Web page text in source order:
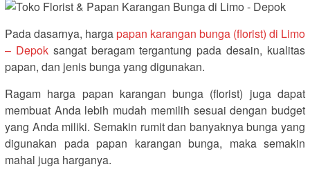
Pada dasarnya, hargapapan karangan bunga (florist) di Limo
– Depoksangat beragam tergantung pada desain, kualitas
papan, dan jenis bunga yang digunakan.
Ragam harga papan karangan bunga (florist) juga dapat
membuat Anda lebih mudah memilih sesuai dengan budget
yang Anda miliki. Semakin rumit dan banyaknya bunga yang
digunakan pada papan karangan bunga, maka semakin
mahal juga harganya.